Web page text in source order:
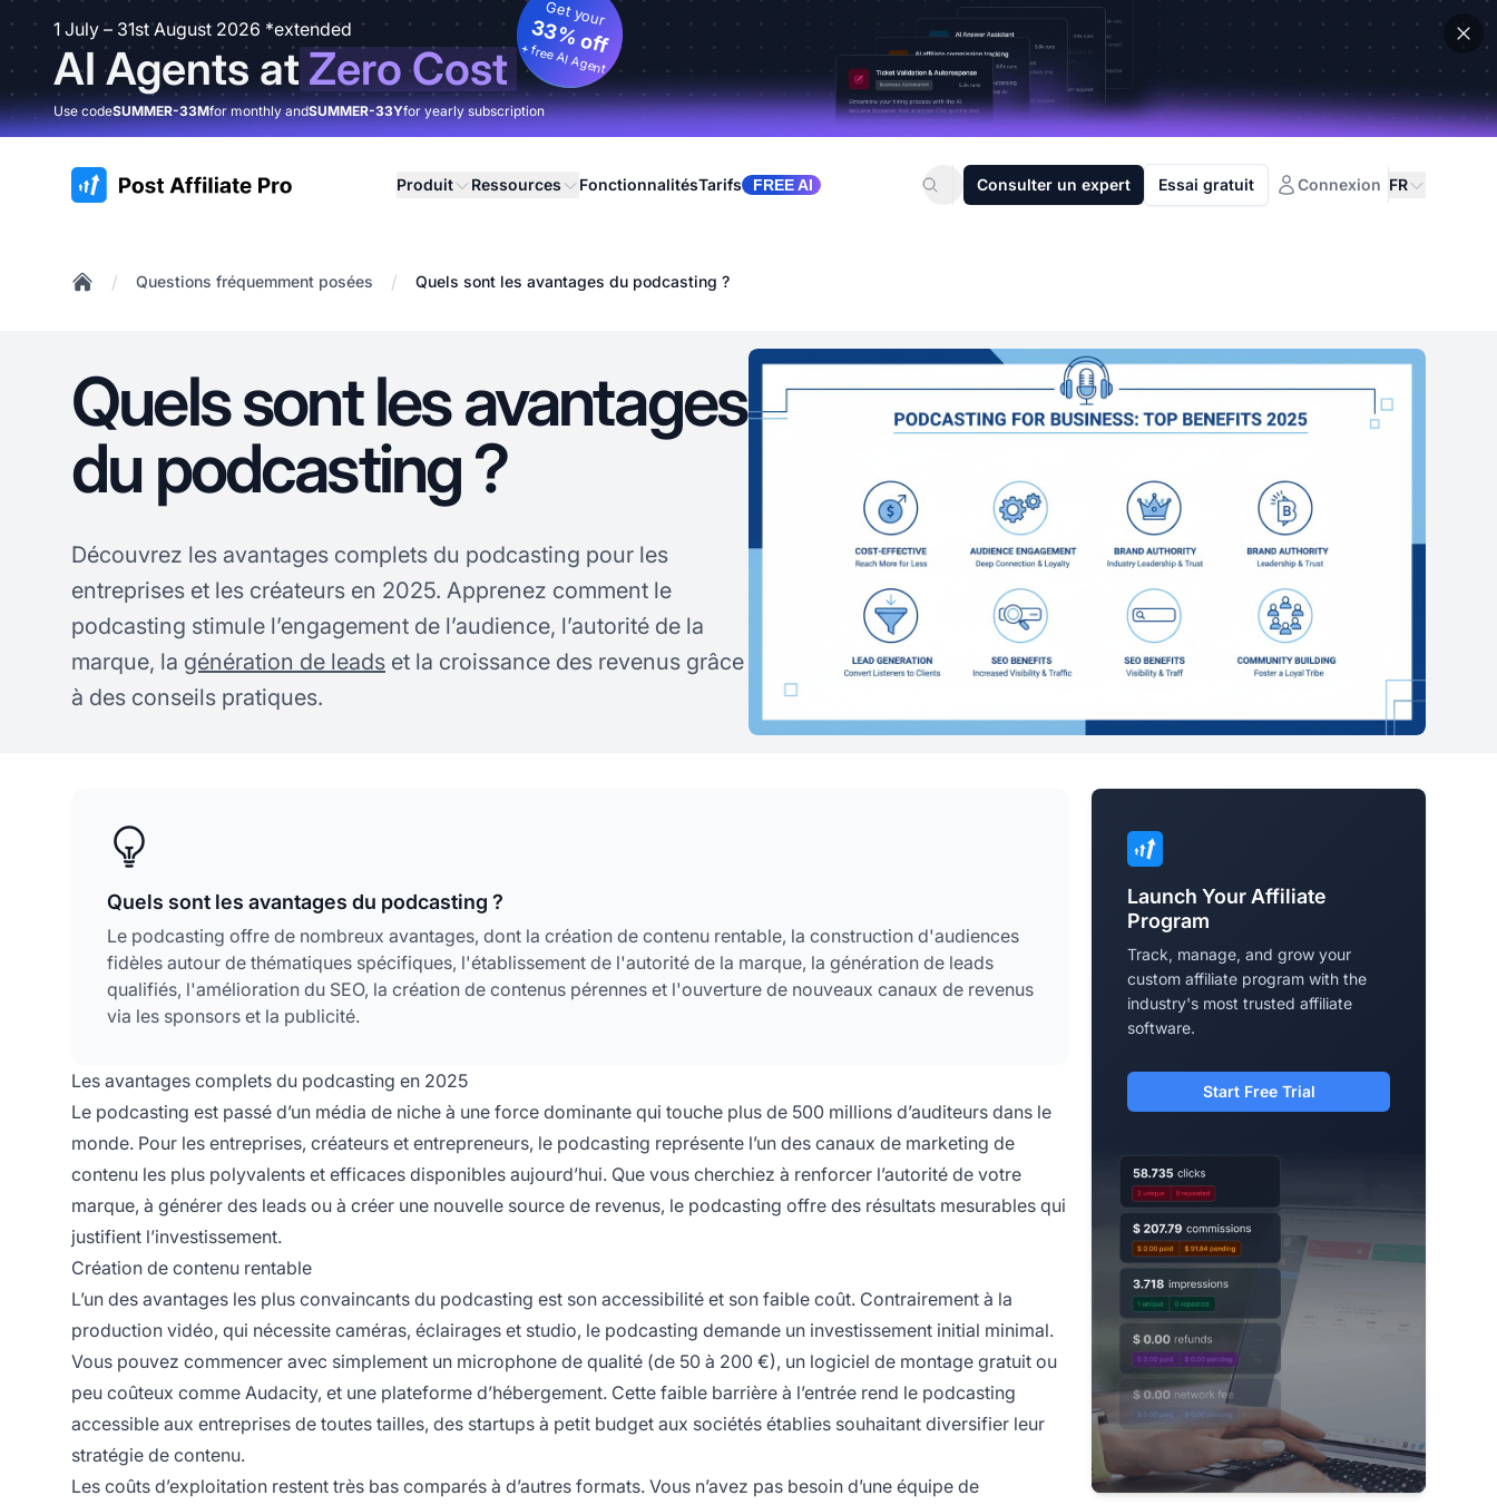
1 July – 31st August 2026 *extended
AI Agents atZero Cost
Get your
33% off
+ free AI Agent
Use codeSUMMER-33Mfor monthly andSUMMER-33Yfor yearly subscription
:site.title Produit Ressources FonctionnalitésTarifs FREE AI Consulter un expert Essai gratuit Connexion FR
/ Questions fréquemment posées / Quels sont les avantages du podcasting ?
Quels sont les avantages
du podcasting ?
Découvrez les avantages complets du podcasting pour les
entreprises et les créateurs en 2025. Apprenez comment le
podcasting stimule l’engagement de l’audience, l’autorité de la
marque, la génération de leads et la croissance des revenus grâce
à des conseils pratiques.
Quels sont les avantages du podcasting ?
Le podcasting offre de nombreux avantages, dont la création de contenu rentable, la construction d'audiences
fidèles autour de thématiques spécifiques, l'établissement de l'autorité de la marque, la génération de leads
qualifiés, l'amélioration du SEO, la création de contenus pérennes et l'ouverture de nouveaux canaux de revenus
via les sponsors et la publicité.
Les avantages complets du podcasting en 2025
Le podcasting est passé d’un média de niche à une force dominante qui touche plus de 500 millions d’auditeurs dans le
monde. Pour les entreprises, créateurs et entrepreneurs, le podcasting représente l’un des canaux de marketing de
contenu les plus polyvalents et efficaces disponibles aujourd’hui. Que vous cherchiez à renforcer l’autorité de votre
marque, à générer des leads ou à créer une nouvelle source de revenus, le podcasting offre des résultats mesurables qui
justifient l’investissement.
Création de contenu rentable
L’un des avantages les plus convaincants du podcasting est son accessibilité et son faible coût. Contrairement à la
production vidéo, qui nécessite caméras, éclairages et studio, le podcasting demande un investissement initial minimal.
Vous pouvez commencer avec simplement un microphone de qualité (de 50 à 200 €), un logiciel de montage gratuit ou
peu coûteux comme Audacity, et une plateforme d’hébergement. Cette faible barrière à l’entrée rend le podcasting
accessible aux entreprises de toutes tailles, des startups à petit budget aux sociétés établies souhaitant diversifier leur
stratégie de contenu.
Les coûts d’exploitation restent très bas comparés à d’autres formats. Vous n’avez pas besoin d’une équipe de
Launch Your Affiliate
Program
Track, manage, and grow your
custom affiliate program with the
industry's most trusted affiliate
software.
Start Free Trial